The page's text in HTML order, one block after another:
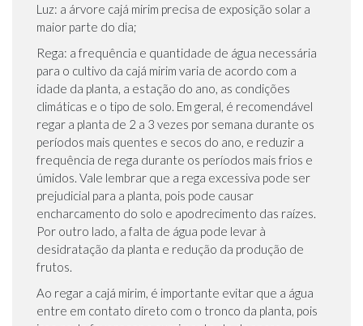
Luz: a árvore cajá mirim precisa de exposição solar a
maior parte do dia;
Rega: a frequência e quantidade de água necessária
para o cultivo da cajá mirim varia de acordo com a
idade da planta, a estação do ano, as condições
climáticas e o tipo de solo. Em geral, é recomendável
regar a planta de 2 a 3 vezes por semana durante os
períodos mais quentes e secos do ano, e reduzir a
frequência de rega durante os períodos mais frios e
úmidos. Vale lembrar que a rega excessiva pode ser
prejudicial para a planta, pois pode causar
encharcamento do solo e apodrecimento das raízes.
Por outro lado, a falta de água pode levar à
desidratação da planta e redução da produção de
frutos.
Ao regar a cajá mirim, é importante evitar que a água
entre em contato direto com o tronco da planta, pois